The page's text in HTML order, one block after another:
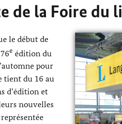
de la Foire du
le début de
e édition du
pour
tient du 16 au
d’édition et
nouvelles